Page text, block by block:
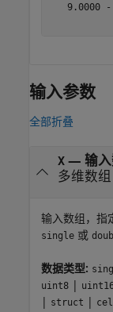
9.0000
输入参数
全部折叠
X— 输
多维数组
输入数组，指
single 或
数据类型:
uint8 |
| struct |